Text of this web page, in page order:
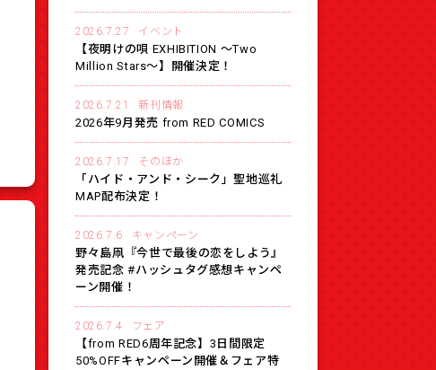
2026.7.27 イベント
【夜明けの唄 EXHIBITION 〜Two
Million Stars〜】開催決定！
2026.7.21 新刊情報
2026年9月発売 from RED COMICS
2026.7.17 そのほか
「ハイド・アンド・シーク」聖地巡礼
MAP配布決定！
2026.7.6 キャンペーン
野々島凧『今世で最後の恋をしよう』
発売記念 #ハッシュタグ感想キャンペ
ーン開催！
2026.7.4 フェア
【from RED6周年記念】3日間限定
50%OFFキャンペーン開催＆フェア特